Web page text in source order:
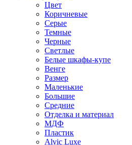
Цвет
Коричневые
Серые
Темные
Черные
Светлые
Белые шкафы-купе
Венге
Размер
Маленькие
Большие
Средние
Отделка и материал
МДФ
Пластик
Alvic Luxe